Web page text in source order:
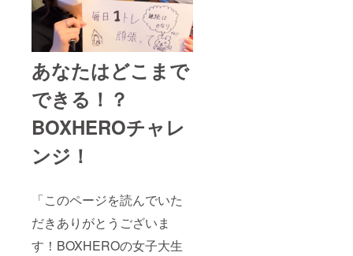
あなたはどこまで
できる！？
BOXHEROチャレ
ンジ！
「このページを読んでいた
だきありがとうございま
す！BOXHEROの女子大生